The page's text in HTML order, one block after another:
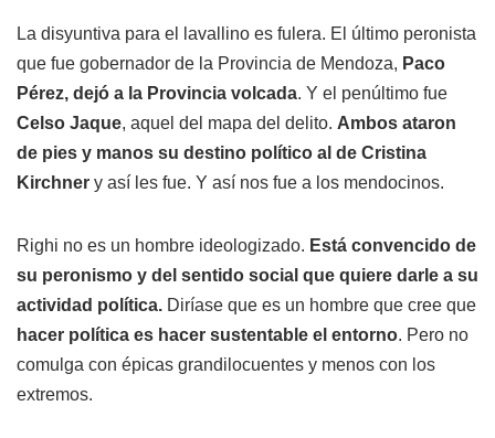
La disyuntiva para el lavallino es fulera. El último peronista
que fue gobernador de la Provincia de Mendoza, Paco
Pérez, dejó a la Provincia volcada. Y el penúltimo fue
Celso Jaque, aquel del mapa del delito. Ambos ataron
de pies y manos su destino político al de Cristina
Kirchner y así les fue. Y así nos fue a los mendocinos.
Righi no es un hombre ideologizado. Está convencido de
su peronismo y del sentido social que quiere darle a su
actividad política. Diríase que es un hombre que cree que
hacer política es hacer sustentable el entorno. Pero no
comulga con épicas grandilocuentes y menos con los
extremos.